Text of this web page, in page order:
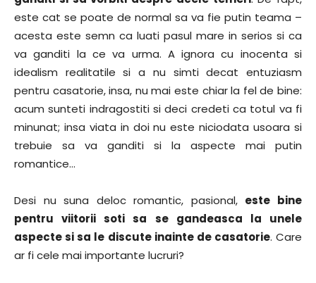
este cat se poate de normal sa va fie putin teama –
acesta este semn ca luati pasul mare in serios si ca
va ganditi la ce va urma. A ignora cu inocenta si
idealism realitatile si a nu simti decat entuziasm
pentru casatorie, insa, nu mai este chiar la fel de bine:
acum sunteti indragostiti si deci credeti ca totul va fi
minunat; insa viata in doi nu este niciodata usoara si
trebuie sa va ganditi si la aspecte mai putin
romantice…
Desi nu suna deloc romantic, pasional, este bine
pentru viitorii soti sa se gandeasca la unele
aspecte si sa le discute inainte de casatorie. Care
ar fi cele mai importante lucruri?